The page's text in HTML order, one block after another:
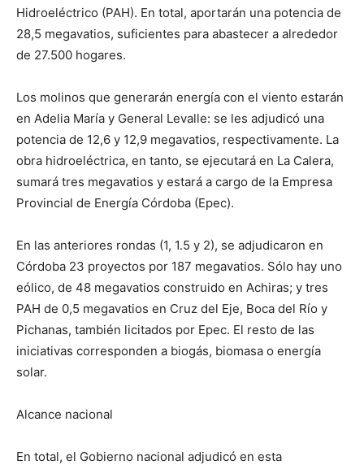
Hidroeléctrico (PAH). En total, aportarán una potencia de
28,5 megavatios, suficientes para abastecer a alrededor
de 27.500 hogares.
Los molinos que generarán energía con el viento estarán
en Adelia María y General Levalle: se les adjudicó una
potencia de 12,6 y 12,9 megavatios, respectivamente. La
obra hidroeléctrica, en tanto, se ejecutará en La Calera,
sumará tres megavatios y estará a cargo de la Empresa
Provincial de Energía Córdoba (Epec).
En las anteriores rondas (1, 1.5 y 2), se adjudicaron en
Córdoba 23 proyectos por 187 megavatios. Sólo hay uno
eólico, de 48 megavatios construido en Achiras; y tres
PAH de 0,5 megavatios en Cruz del Eje, Boca del Río y
Pichanas, también licitados por Epec. El resto de las
iniciativas corresponden a biogás, biomasa o energía
solar.
Alcance nacional
En total, el Gobierno nacional adjudicó en esta